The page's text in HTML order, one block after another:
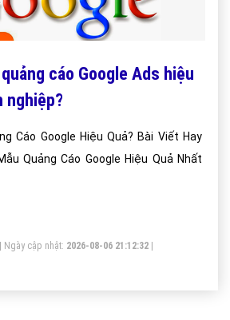
cáo Google Ads hiệu
nghiệp?
Cáo Google Hiệu Quả? Bài Viết Hay
Quảng Cáo Google Hiệu Quả Nhất
| Ngày cập nhật: 2026-08-06 21:12:32